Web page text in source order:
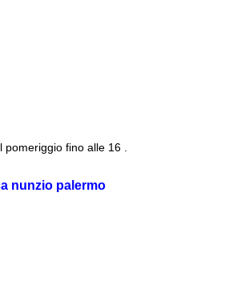
fino alle 16 .
nunzio palermo